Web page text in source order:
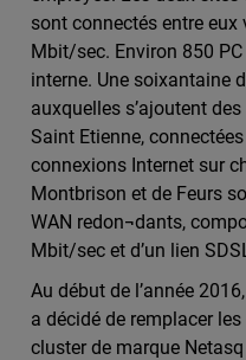
sont connectés entre
Mbit/sec. Environ 850
interne. Une soixantaine
auxquelles s’ajoutent
Saint Etienne,
connexions Internet sur
Montbrison et de Feurs
WAN redon¬dants,
Mbit/sec et d’un lien
Au début de l’année
a décidé de remplacer
cluster de marque